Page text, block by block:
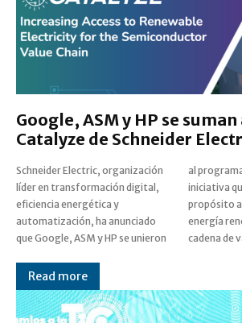
Google, ASM y HP se
Catalyze de Schneider
Schneider Electric, organización
líder en transformación digital,
eficiencia energética y
automatización, ha anunciado
que Google, ASM y HP se unieron
al programa Catalyze. Una
iniciativa que tiene como
propósito acelerar el acceso a la
energía renovable en toda la
cadena de
Read more